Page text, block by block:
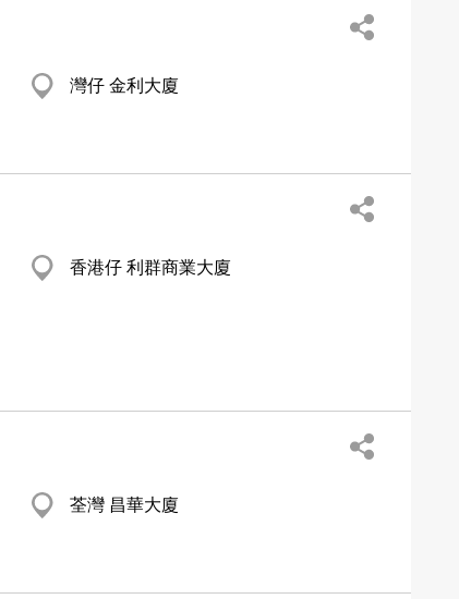
灣仔 金利大廈
香港仔 利群商業大廈
荃灣 昌華大廈